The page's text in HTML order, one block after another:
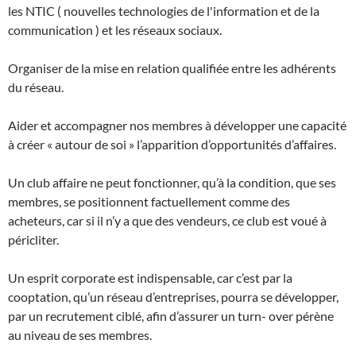
les NTIC ( nouvelles technologies de l'information et de la
communication ) et les réseaux sociaux.
Organiser de la mise en relation qualifiée entre les adhérents
du réseau.
Aider et accompagner nos membres à développer une capacité
à créer « autour de soi » l’apparition d’opportunités d’affaires.
Un club affaire ne peut fonctionner, qu’à la condition, que ses
membres, se positionnent factuellement comme des
acheteurs, car si il n’y a que des vendeurs, ce club est voué à
péricliter.
Un esprit corporate est indispensable, car c’est par la
cooptation, qu’un réseau d’entreprises, pourra se développer,
par un recrutement ciblé, afin d’assurer un turn- over pérène
au niveau de ses membres.